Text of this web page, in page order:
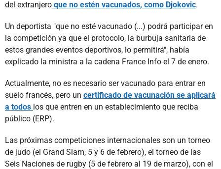
del extranjero que no estén vacunados, como Djokovic.
Un deportista "que no esté vacunado (...) podrá participar en
la competición ya que el protocolo, la burbuja sanitaria de
estos grandes eventos deportivos, lo permitirá", había
explicado la ministra a la cadena France Info el 7 de enero.
Actualmente, no es necesario ser vacunado para entrar en
suelo francés, pero un certificado de vacunación se aplicará
a todos los que entren en un establecimiento que reciba
público (ERP).
Las próximas competiciones internacionales son un torneo
de judo (el Grand Slam, 5 y 6 de febrero), el torneo de las
Seis Naciones de rugby (5 de febrero al 19 de marzo), con el